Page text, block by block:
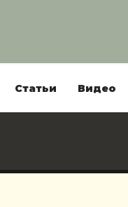
Статьи Видео